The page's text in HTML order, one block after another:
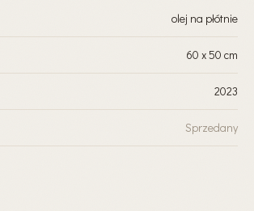
olej na płótnie
60 x 50 cm
2023
Sprzedany